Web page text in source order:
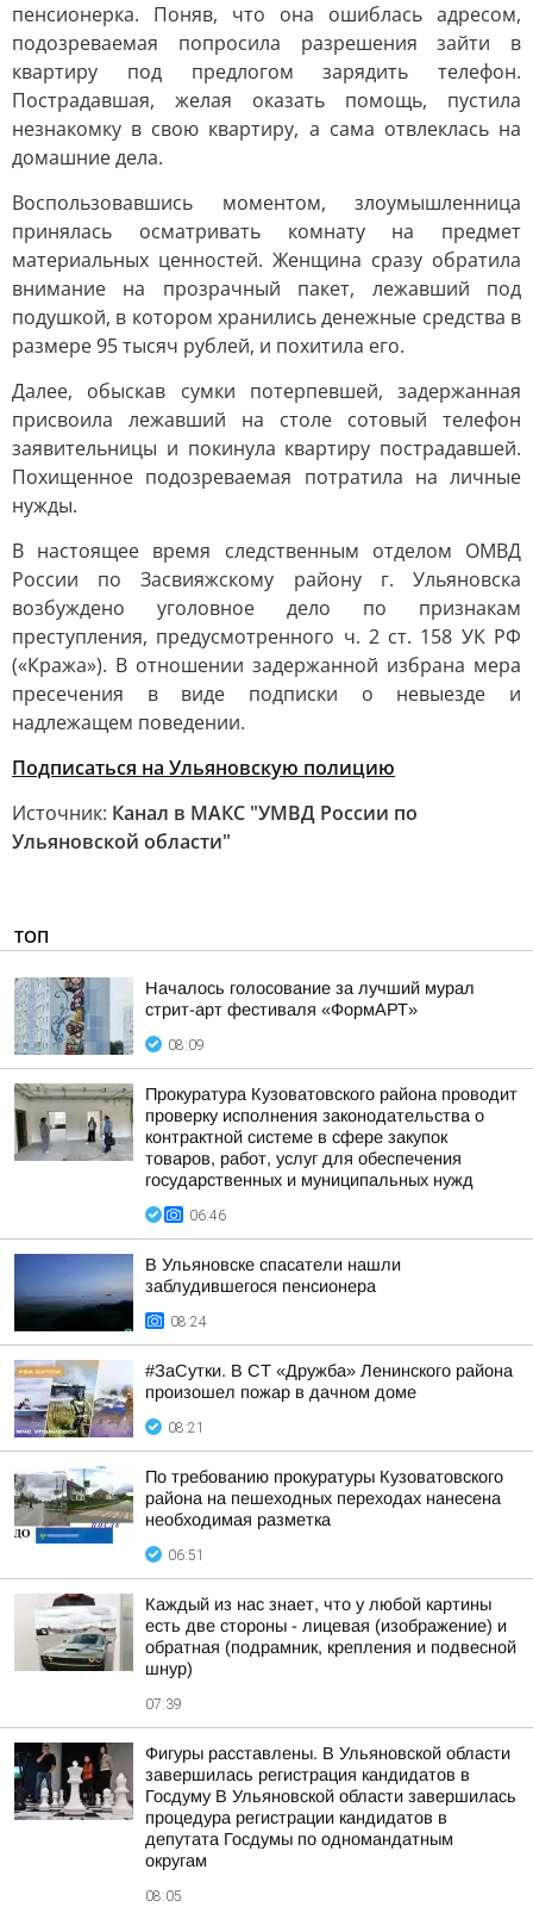
пенсионерка. Поняв, что она ошиблась адресом,
подозреваемая попросила разрешения зайти в
квартиру под предлогом зарядить телефон.
Пострадавшая, желая оказать помощь, пустила
незнакомку в свою квартиру, а сама отвлеклась на
домашние дела.
Воспользовавшись моментом, злоумышленница
принялась осматривать комнату на предмет
материальных ценностей. Женщина сразу обратила
внимание на прозрачный пакет, лежавший под
подушкой, в котором хранились денежные средства в
размере 95 тысяч рублей, и похитила его.
Далее, обыскав сумки потерпевшей, задержанная
присвоила лежавший на столе сотовый телефон
заявительницы и покинула квартиру пострадавшей.
Похищенное подозреваемая потратила на личные
нужды.
В настоящее время следственным отделом ОМВД
России по Засвияжскому району г. Ульяновска
возбуждено уголовное дело по признакам
преступления, предусмотренного ч. 2 ст. 158 УК РФ
(«Кража»). В отношении задержанной избрана мера
пресечения в виде подписки о невыезде и
надлежащем поведении.
Подписаться на Ульяновскую полицию
Источник: Канал в МАКС "УМВД России по
Ульяновской области"
ТОП
Началось голосование за лучший мурал
стрит-арт фестиваля «ФормАРТ»
08:09
Прокуратура Кузоватовского района проводит
проверку исполнения законодательства о
контрактной системе в сфере закупок
товаров, работ, услуг для обеспечения
государственных и муниципальных нужд
06:46
В Ульяновске спасатели нашли
заблудившегося пенсионера
08:24
#ЗаСутки. В СТ «Дружба» Ленинского района
произошел пожар в дачном доме
08:21
По требованию прокуратуры Кузоватовского
района на пешеходных переходах нанесена
необходимая разметка
06:51
Каждый из нас знает, что у любой картины
есть две стороны - лицевая (изображение) и
обратная (подрамник, крепления и подвесной
шнур)
07:39
Фигуры расставлены. В Ульяновской области
завершилась регистрация кандидатов в
Госдуму В Ульяновской области завершилась
процедура регистрации кандидатов в
депутата Госдумы по одномандатным
округам
08:05